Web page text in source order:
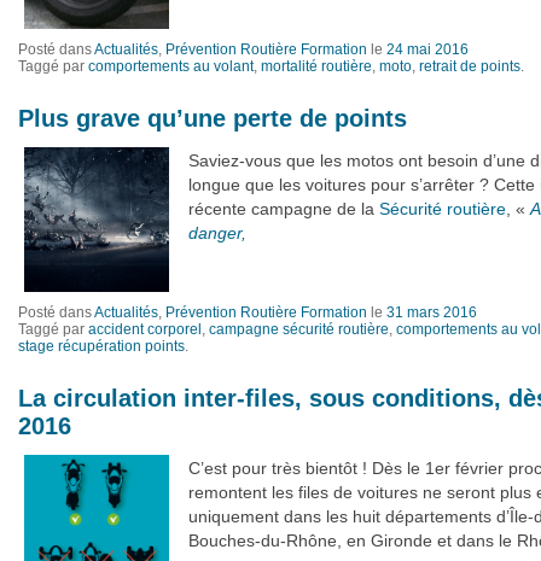
Posté dansActualités, Prévention Routière Formation le 24 mai 2016
Taggé par comportements au volant, mortalité routière, moto, retrait de points.
Plus grave qu’une perte de points
Saviez-vous que les motos ont besoin d’une
longue que les voitures pour s’arrêter ?
récente campagne de la Sécurité routière , «
danger,
Posté dansActualités, Prévention Routière Formation le 31 mars 2016
Taggé par accident corporel , campagne sécurité routière, comportements au
stage récupération points.
La circulation inter-files, sous conditions,
2016
C’est pour très bientôt ! Dès le 1er février
remontent les files de voitures ne seront plus
uniquement dans les huit départements
Bouches-du-Rhône, en Gironde et dans le